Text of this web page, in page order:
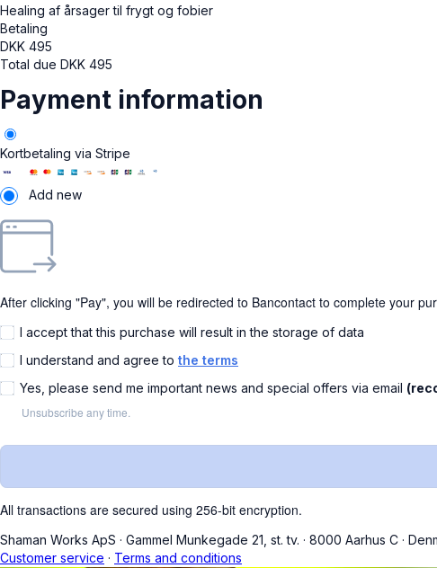
Healing af årsager til frygt og fobier
Betaling
DKK 495
Total due DKK 495
Payment information
Kortbetaling via Stripe
Add new
After clicking "Pay", you will be redirected to Bancontact to complete your
I accept that this purchase will result in the storage of data
I understand and agree to the terms
Yes, please send me important news and special offers via email
Unsubscribe any time.
All transactions are secured using 256-bit encryption.
Shaman Works ApS · Gammel Munkegade 21, st. tv. · 8000 Aarhus C ·
Customer service · Terms and conditions